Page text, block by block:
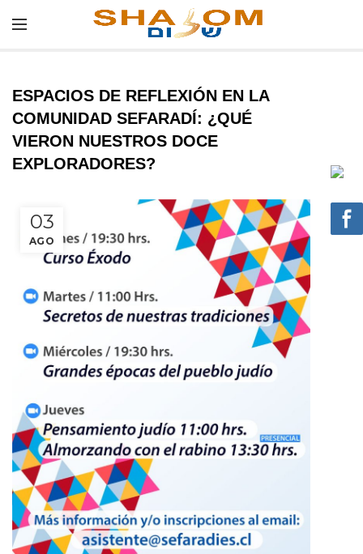
ESPACIOS DE REFLEXIÓN EN LA
COMUNIDAD SEFARADÍ: ¿QUÉ
VIERON NUESTROS DOCE
EXPLORADORES?
03
AGO